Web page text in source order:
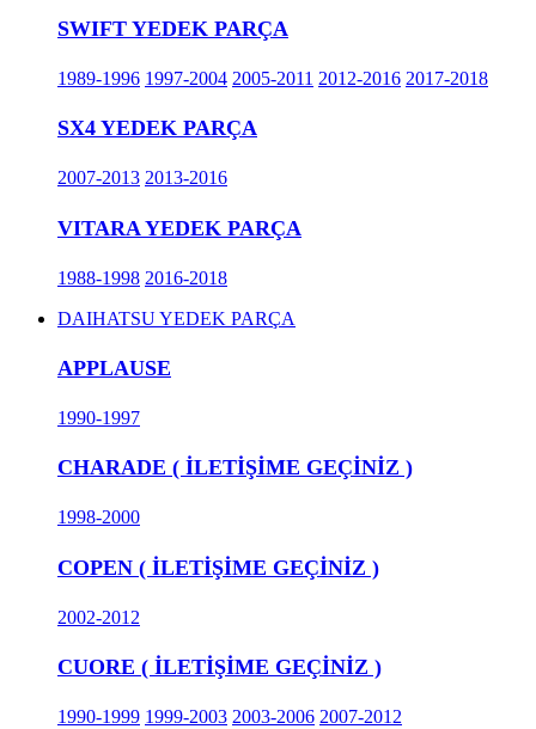
SWIFT YEDEK PARÇA
1989-1996 1997-2004 2005-2011 2012-2016 2017-2018
SX4 YEDEK PARÇA
2007-2013 2013-2016
VITARA YEDEK PARÇA
1988-1998 2016-2018
DAIHATSU YEDEK PARÇA
APPLAUSE
1990-1997
CHARADE ( İLETİŞİME GEÇİNİZ )
1998-2000
COPEN ( İLETİŞİME GEÇİNİZ )
2002-2012
CUORE ( İLETİŞİME GEÇİNİZ )
1990-1999 1999-2003 2003-2006 2007-2012